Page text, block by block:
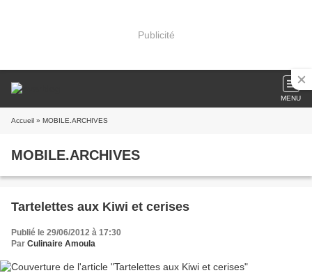
Publicité
MENU
Accueil » MOBILE.ARCHIVES
MOBILE.ARCHIVES
Tartelettes aux Kiwi et cerises
Publié le 29/06/2012 à 17:30
Par Culinaire Amoula